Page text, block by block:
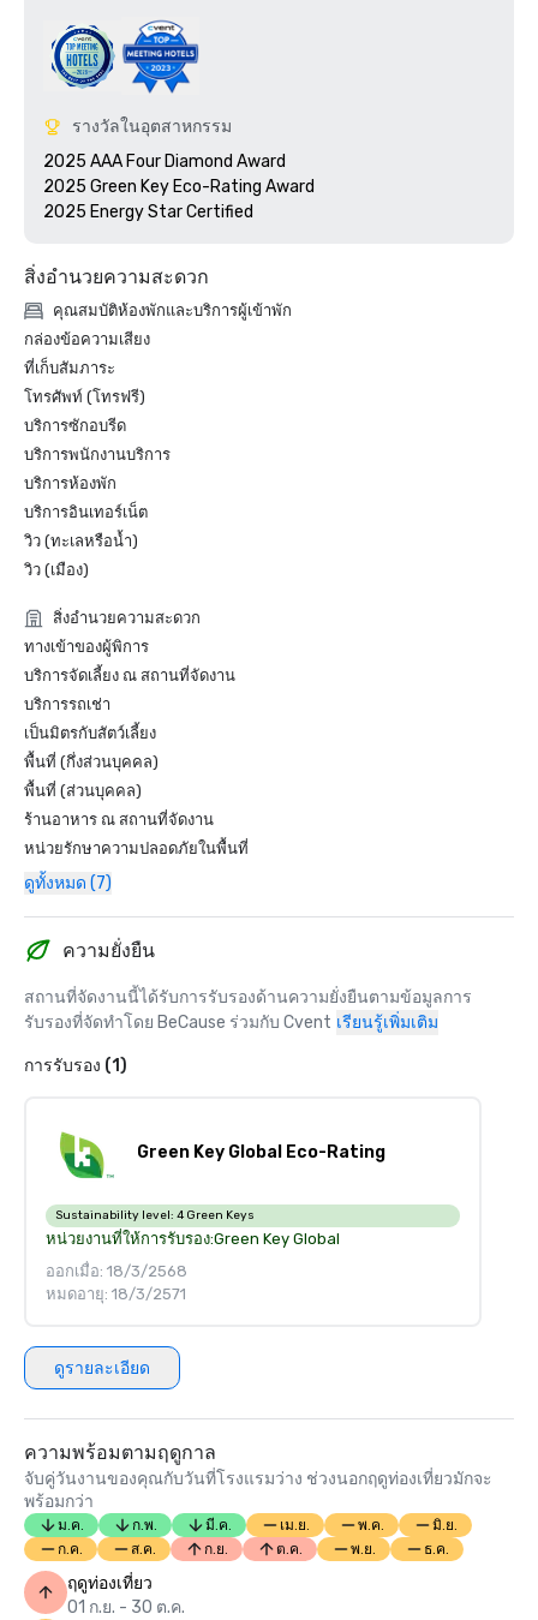
รางวัลในอุตสาหกรรม
2025 AAA Four Diamond Award
2025 Green Key Eco-Rating Award
สิ่งอำนวยความสะดวก
คุณสมบัติห้องพักและบริการผู้เข้าพัก
กล่องข้อความเสียง
ที่เก็บสัมภาระ
โทรศัพท์ (โทรฟรี)
บริการซักอบรีด
บริการพนักงานบริการ
บริการห้องพัก
บริการอินเทอร์เน็ต
วิว (ทะเลหรือน้ำ)
วิว (เมือง)
สิ่งอำนวยความสะดวก
ทางเข้าของผู้พิการ
บริการจัดเลี้ยง ณ สถานที่จัดงาน
บริการรถเช่า
เป็นมิตรกับสัตว์เลี้ยง
พื้นที่ (กึ่งส่วนบุคคล)
พื้นที่ (ส่วนบุคคล)
ร้านอาหาร ณ สถานที่จัดงาน
หน่วยรักษาความปลอดภัยในพื้นที่
ดูทั้งหมด (7)
ความยั่งยืน
สถานที่จัดงานนี้ได้รับการรับรองด้านความยั่งยืนตามข้อมูลการ
รับรองที่จัดทำโดย BeCause ร่วมกับ Cvent เรียนรู้เพิ่มเติม
การรับรอง (1)
Green Key Global Eco-Rating
Sustainability level: 4 Green Keys
หน่วยงานที่ให้การรับรอง:Green Key Global
ออกเมื่อ: 18/3/2568
หมดอายุ: 18/3/2571
ดูรายละเอียด
ความพร้อมตามฤดูกาล
จับคู่วันงานของคุณกับวันที่โรงแรมว่าง ช่วงนอกฤดูท่องเที่ยวมักจะ
พร้อมกว่า
ม.ค. ก.พ. มี.ค. เม.ย. พ.ค.
มิ.ย.
ก.ค.
ส.ค. ก.ย. ต.ค. พ.ย. ธ.ค.
ฤดูท่องเที่ยว
01 ก.ย. - 30 ต.ค.